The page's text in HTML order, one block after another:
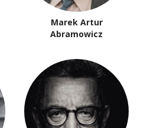
Marek Artur
Abramowicz